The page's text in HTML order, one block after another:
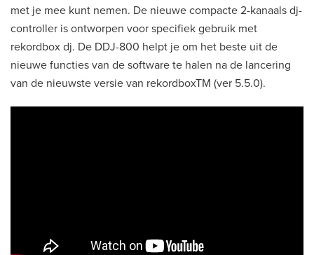
met je mee kunt nemen. De nieuwe compacte 2-kanaals dj-
controller is ontworpen voor specifiek gebruik met
rekordbox dj. De DDJ-800 helpt je om het beste uit de
nieuwe functies van de software te halen na de lancering
van de nieuwste versie van rekordboxTM (ver 5.5.0).